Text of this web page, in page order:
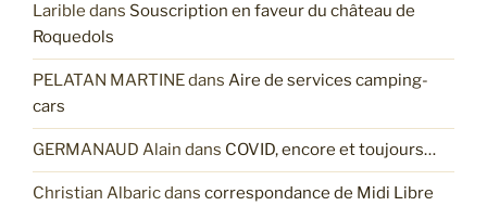
Larible dans Souscription en faveur du château de
Roquedols
PELATAN MARTINEdans Aire de services camping-
cars
GERMANAUD Alain dans COVID, encore et toujours…
Christian Albaricdans correspondance de Midi Libre